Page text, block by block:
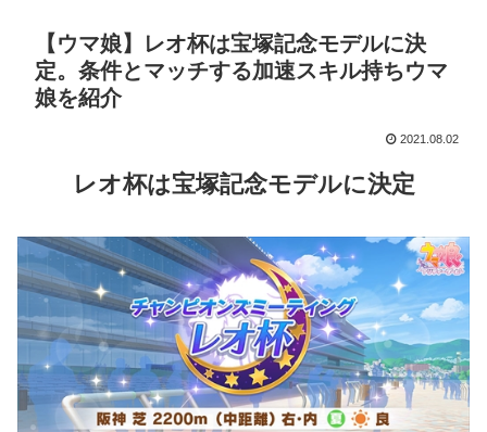
【ウマ娘】レオ杯は宝塚記念モデルに決
定。条件とマッチする加速スキル持ちウマ
娘を紹介
2021.08.02
レオ杯は宝塚記念モデルに決定